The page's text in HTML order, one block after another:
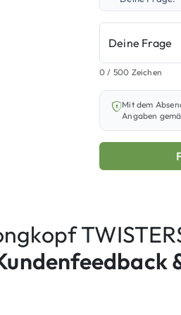
Deine Frage
0 / 500 Zeichen
Mit dem
Angaben